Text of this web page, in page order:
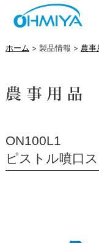
ホーム > 製品情報 > 農事
ON100L1
ピストル噴口